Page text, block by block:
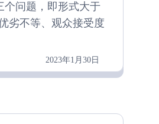
个问题，即形式大于
劣不等、观众接受度
2023年1月30日